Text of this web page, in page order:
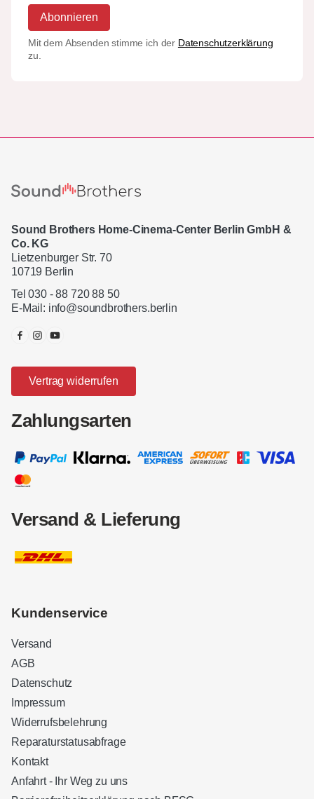
Abonnieren
Mit dem Absenden stimme ich der Datenschutzerklärung
zu.
Sound Brothers Home-Cinema-Center Berlin GmbH &
Co. KG
Lietzenburger Str. 70
10719 Berlin
Tel 030 - 88 720 88 50
E-Mail: info@soundbrothers.berlin
Vertrag widerrufen
Zahlungsarten
Versand & Lieferung
Kundenservice
Versand
AGB
Datenschutz
Impressum
Widerrufsbelehrung
Reparaturstatusabfrage
Kontakt
Anfahrt - Ihr Weg zu uns